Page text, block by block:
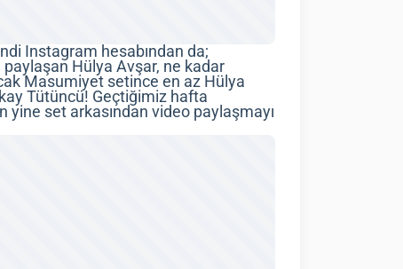
Instagram hesabından da;
paylaşan Hülya Avşar, ne kadar
Masumiyet setince en az Hülya
Tütüncü! Geçtiğimiz hafta
yine set arkasından video paylaşmayı